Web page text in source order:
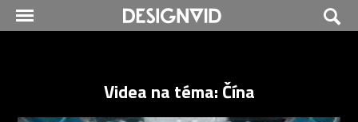
Videa na téma: Čína